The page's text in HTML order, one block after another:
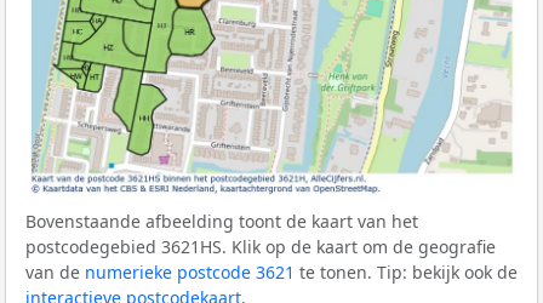
Bovenstaande afbeelding toont de kaart van het
postcodegebied 3621HS. Klik op de kaart om de geografie
van de numerieke postcode 3621 te tonen. Tip: bekijk ook de
interactieve postcodekaart.